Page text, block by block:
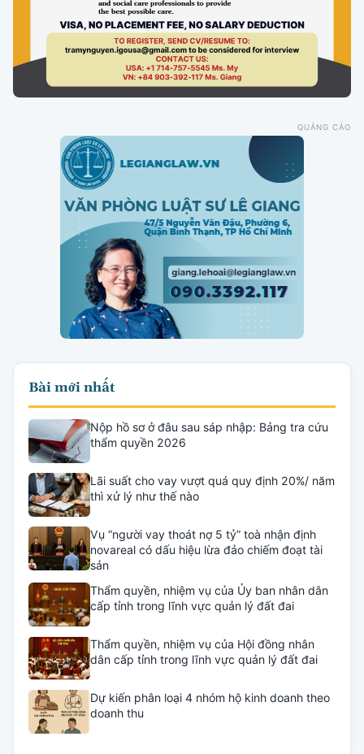
QUẢNG CÁO
Bài mới nhất
Nộp hồ sơ ở đâu sau sáp nhập: Bảng tra cứu
thẩm quyền 2026
Lãi suất cho vay vượt quá quy định 20%/ năm
thì xử lý như thế nào
Vụ “người vay thoát nợ 5 tỷ” toà nhận định
novareal có dấu hiệu lừa đảo chiếm đoạt tài
sản
Thẩm quyền, nhiệm vụ của Ủy ban nhân dân
cấp tỉnh trong lĩnh vực quản lý đất đai
Thẩm quyền, nhiệm vụ của Hội đồng nhân
dân cấp tỉnh trong lĩnh vực quản lý đất đai
Dự kiến phân loại 4 nhóm hộ kinh doanh theo
doanh thu